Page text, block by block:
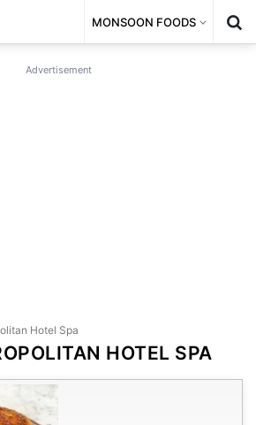
MONSOON FOODS
Advertisement
Hotel Spa
HOTEL SPA